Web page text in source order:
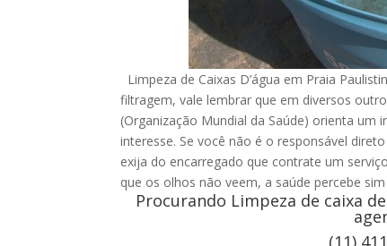
Limpeza de Caixas D’água em Praia
filtragem, vale lembrar que em diversos
(Organização Mundial da Saúde) orienta um
interesse. Se você não é o responsável
exija do encarregado que contrate um
que os olhos não veem, a saúde percebe sim
Procurando Limpeza de caixa
(11)